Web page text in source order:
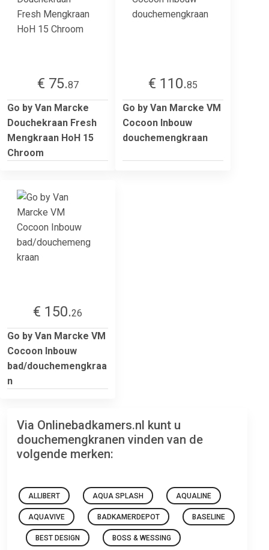
€ 75.87
Go by Van Marcke
Douchekraan Fresh
Mengkraan HoH 15
Chroom
€ 110.85
Go by Van Marcke VM
Cocoon Inbouw
douchemengkraan
€ 150.26
Go by Van Marcke VM
Cocoon Inbouw
bad/douchemengkraa
n
Via Onlinebadkamers.nl kunt u
douchemengkranen vinden van de
volgende merken:
ALLIBERT AQUA SPLASH AQUALINE
AQUAVIVE BADKAMERDEPOT BASELINE
BEST DESIGN BOSS & WESSING